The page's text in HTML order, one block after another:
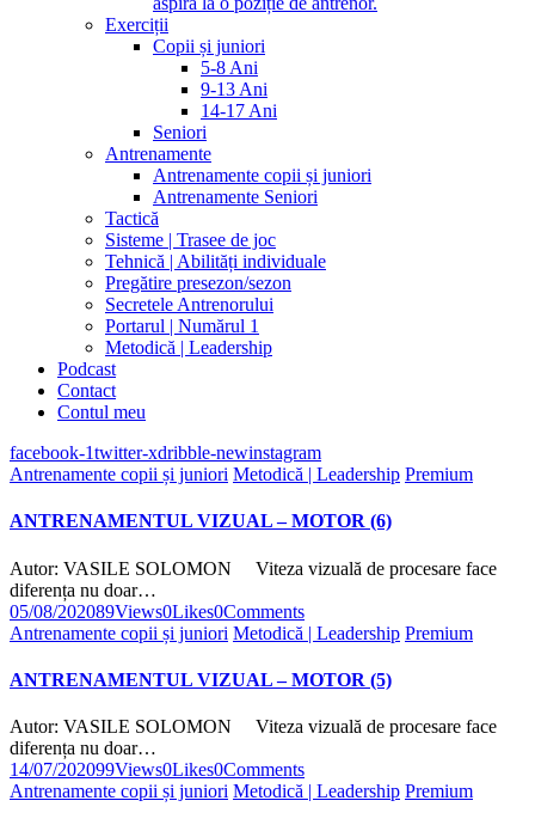
Exerciții
Copii și juniori
5-8 Ani
9-13 Ani
14-17 Ani
Seniori
Antrenamente
Antrenamente copii și juniori
Antrenamente Seniori
Tactică
Sisteme | Trasee de joc
Tehnică | Abilități individuale
Pregătire presezon/sezon
Secretele Antrenorului
Portarul | Numărul 1
Metodică | Leadership
Podcast
Contact
Contul meu
facebook-1twitter-xdribble-newinstagram
Antrenamente copii și juniori Metodică | Leadership Premium
ANTRENAMENTUL VIZUAL – MOTOR (6)
Autor: VASILE SOLOMON Viteza vizuală de procesare face
diferența nu doar…
05/08/202089Views0Likes0Comments
Antrenamente copii și juniori Metodică | Leadership Premium
ANTRENAMENTUL VIZUAL – MOTOR (5)
Autor: VASILE SOLOMON Viteza vizuală de procesare face
diferența nu doar…
14/07/202099Views0Likes0Comments
Antrenamente copii și juniori Metodică | Leadership Premium